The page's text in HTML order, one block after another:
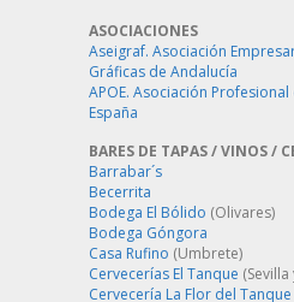
ASOCIACIONES
Aseigraf. Asociación
Gráficas de Andalucía
APOE. Asociación
España
BARES DE TAPAS / VINOS /
Barrabar´s
Becerrita
Bodega El Bólido (Olivares)
Bodega Góngora
Casa Rufino (Umbrete)
Cervecerías El Tanque
Cervecería La Flor del Tanque